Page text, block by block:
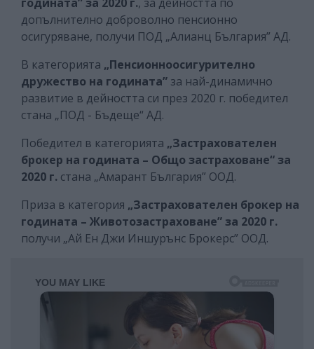
допълнително доброволно пенсионно
осигуряване, получи ПОД „Алианц България” АД.
В категорията „Пенсионноосигурително
дружество на годината” за най-динамично
развитие в дейността си през 2020 г. победител
стана „ПОД - Бъдеще“ АД.
Победител в категорията „Застрахователен
брокер на годината – Общо застраховане“ за
2020 г. стана „Амарант България” ООД.
Приза в категория „Застрахователeн брокер на
годината – Животозастраховане” за 2020 г.
получи „Ай Ен Джи Иншурънс Брокерс” ООД.